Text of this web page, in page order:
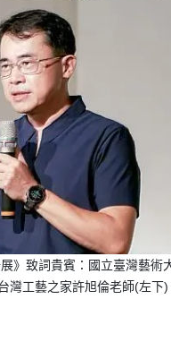
》致詞貴賓：國立臺灣藝
灣工藝之家許旭倫老師(左下